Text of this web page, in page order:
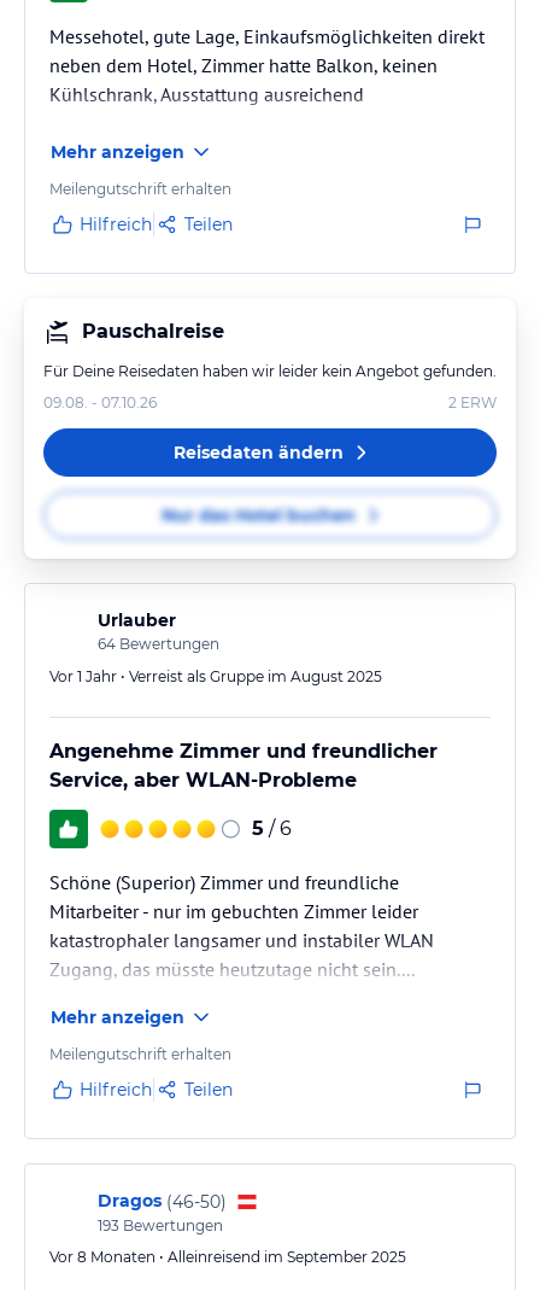
Messehotel, gute Lage, Einkaufsmöglichkeiten direkt
neben dem Hotel, Zimmer hatte Balkon, keinen
Kühlschrank, Ausstattung ausreichend
Mehr anzeigen
Meilengutschrift erhalten
Hilfreich Teilen
Pauschalreise
Für Deine Reisedaten haben wir leider kein Angebot gefunden.
09.08. - 07.10.26
2 ERW
Reisedaten ändern
Nur das Hotel buchen
Urlauber
64 Bewertungen
Vor 1 Jahr • Verreist als Gruppe im August 2025
Angenehme Zimmer und freundlicher
Service, aber WLAN-Probleme
5 / 6
Schöne (Superior) Zimmer und freundliche
Mitarbeiter - nur im gebuchten Zimmer leider
katastrophaler langsamer und instabiler WLAN
Zugang, das müsste heutzutage nicht sein....
Mehr anzeigen
Meilengutschrift erhalten
Hilfreich Teilen
Dragos (46-50)
193 Bewertungen
Vor 8 Monaten • Alleinreisend im September 2025